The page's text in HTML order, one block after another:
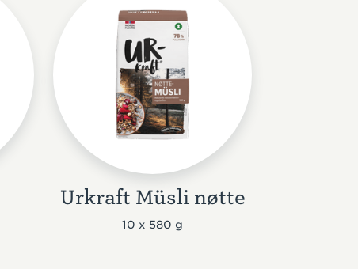
Urkraft Müsli nøtte
10 x 580 g